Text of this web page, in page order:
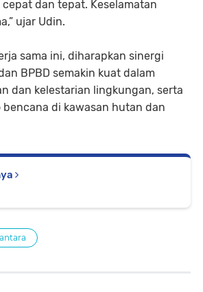
dan tepat. Keselamatan
ujar Udin.
sama ini, diharapkan sinergi
BPBD semakin kuat dalam
dan kelestarian lingkungan, serta
di kawasan hutan dan